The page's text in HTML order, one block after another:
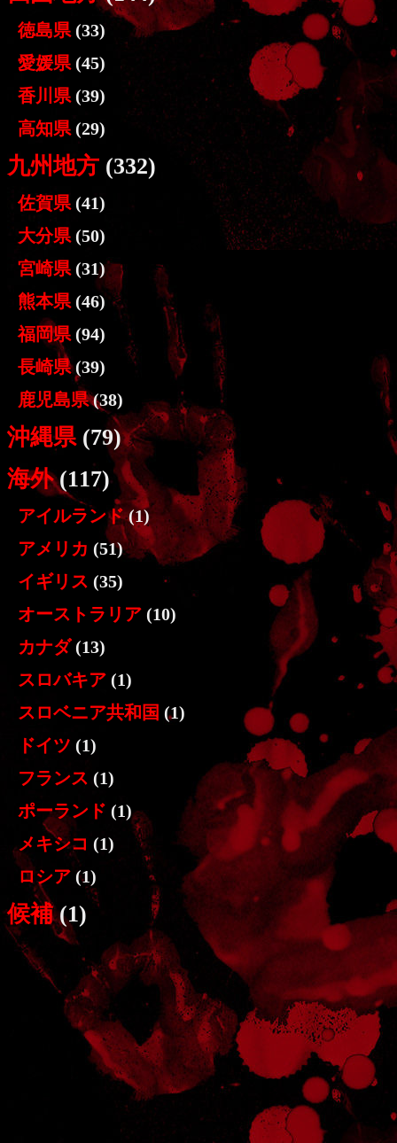
徳島県 (33)
愛媛県 (45)
香川県 (39)
高知県 (29)
九州地方 (332)
佐賀県 (41)
大分県 (50)
宮崎県 (31)
熊本県 (46)
福岡県 (94)
長崎県(39)
鹿児島県(38)
沖縄県(79)
海外(117)
アイルランド(1)
アメリカ (51)
イギリス (35)
オーストラリア (10)
カナダ(13)
スロバキア (1)
スロベニア共和国 (1)
ドイツ (1)
フランス (1)
ポーランド (1)
メキシコ (1)
ロシア (1)
候補(1)